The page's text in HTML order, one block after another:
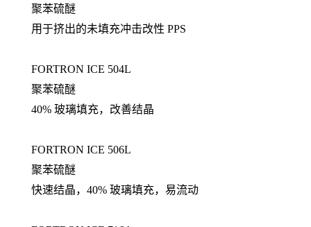
聚苯硫醚
用于挤出的未填充冲击改性 PPS
FORTRON ICE 504L
聚苯硫醚
40% 玻璃填充，改善结晶
FORTRON ICE 506L
聚苯硫醚
快速结晶，40% 玻璃填充，易流动